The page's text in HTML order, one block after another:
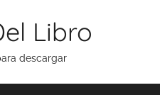
Libro
descargar